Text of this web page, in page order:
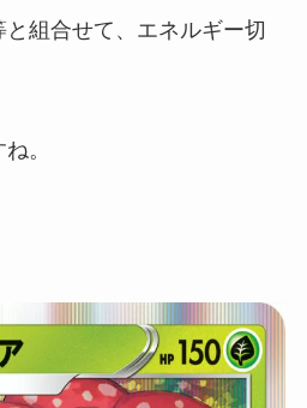
組合せて、エネルギー切
。